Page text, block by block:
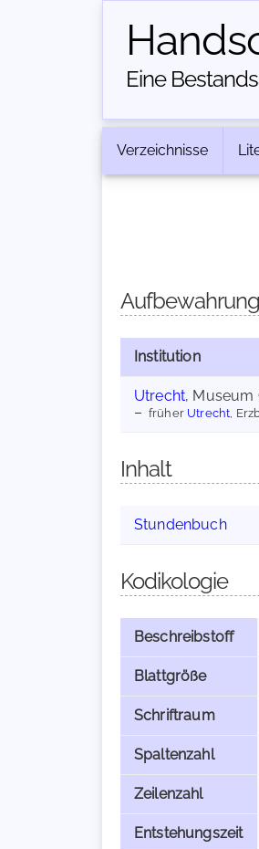
Eine
Verzeichnisse
Institution
Utrecht, Museum
früher Utrecht ,
Inhalt
Stundenbuch
Kodikologie
Beschreibstoff
Blattgröße
Schriftraum
Spaltenzahl
Zeilenzahl
Entstehungszeit